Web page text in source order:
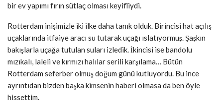
bir ev yapımı fırın sütlaç olması keyifliydi.
Rotterdam inişimizle iki ilke daha tanık olduk. Birincisi hat açılış
uçaklarında itfaiye aracı su tutarak uçağı ıslatıyormuş. Şaşkın
bakışlarla uçağa tutulan suları izledik. İkincisi ise bandolu
mızıkalı, laleli ve kırmızı halılar serili karşılama… Bütün
Rotterdam seferber olmuş doğum günü kutluyordu. Bu ince
ayrıntıdan bizden başka kimsenin haberi olmasa da ben öyle
hissettim.